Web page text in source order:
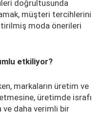
doğrultusunda
müşteri tercihlerini
moda önerileri
etkiliyor?
markaların üretim ve
üretimde israfı
ve daha verimli bir